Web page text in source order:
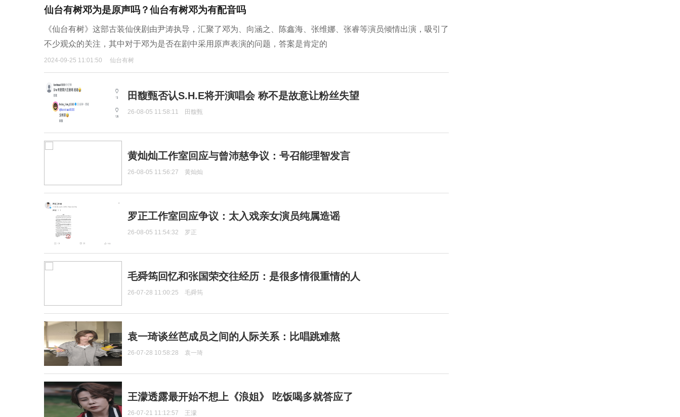
仙台有树邓为是原声吗？仙台有树邓为有配音吗
《仙台有树》这部古装仙侠剧由尹涛执导，汇聚了邓为、向涵之、陈鑫海、张维娜、张睿等演员倾情出演，吸引了
不少观众的关注，其中对于邓为是否在剧中采用原声表演的问题，答案是肯定的
2024-09-25 11:01:50 仙台有树
田馥甄否认S.H.E将开演唱会 称不是故意让粉丝失望
26-08-05 11:58:11 田馥甄
黄灿灿工作室回应与曾沛慈争议：号召能理智发言
26-08-05 11:56:27 黄灿灿
罗正工作室回应争议：太入戏亲女演员纯属造谣
26-08-05 11:54:32 罗正
毛舜筠回忆和张国荣交往经历：是很多情很重情的人
26-07-28 11:00:25 毛舜筠
袁一琦谈丝芭成员之间的人际关系：比唱跳难熬
26-07-28 10:58:28 袁一琦
王濛透露最开始不想上《浪姐》 吃饭喝多就答应了
26-07-21 11:12:57 王濛